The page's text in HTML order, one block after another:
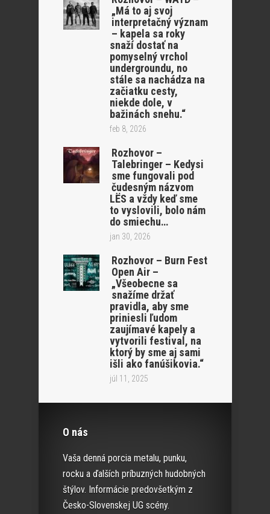
„Má to aj svoj
interpretačný význam
– kapela sa roky
snaží dostať na
pomyselný vrchol
undergroundu, no
stále sa nachádza na
začiatku cesty,
niekde dole, v
bažinách snehu.“
feb 8, 2026
Rozhovor –
Talebringer – Kedysi
sme fungovali pod
čudesným názvom
LËS a vždy keď sme
to vyslovili, bolo nám
do smiechu…
jan 30, 2026
Rozhovor – Burn Fest
Open Air –
„Všeobecne sa
snažíme držať
pravidla, aby sme
priniesli ľudom
zaujímavé kapely a
vytvorili festival, na
ktorý by sme aj sami
išli ako fanúšikovia.“
júl 11, 2025
O nás
Vaša denná porcia metalu, punku,
rocku a ďalších príbuzných hudobných
štýlov. Informácie predovšetkým z
Česko-Slovenskej UG scény.